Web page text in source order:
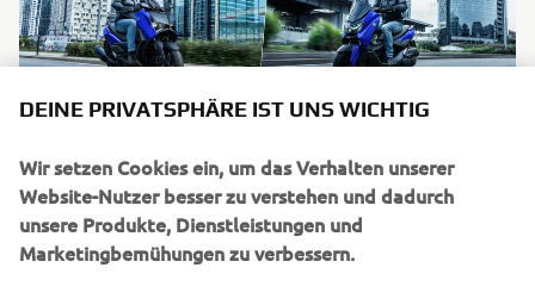
Angebot gültig ab 15-02-2026 bis 31-08-2026
Easy GO Roller Finanzierung
Besser könnte das Jahr für dich als Rollerfan nicht starten!
DEINE PRIVATSPHÄRE IST UNS WICHTIG
Wir setzen Cookies ein, um das Verhalten unserer
Website-Nutzer besser zu verstehen und dadurch
unsere Produkte, Dienstleistungen und
Marketingbemühungen zu verbessern.